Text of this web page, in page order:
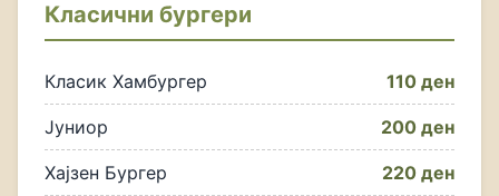
Класични бургери
Класик Хамбургер 110 ден
Јуниор 200 ден
Хајзен Бургер 220 ден